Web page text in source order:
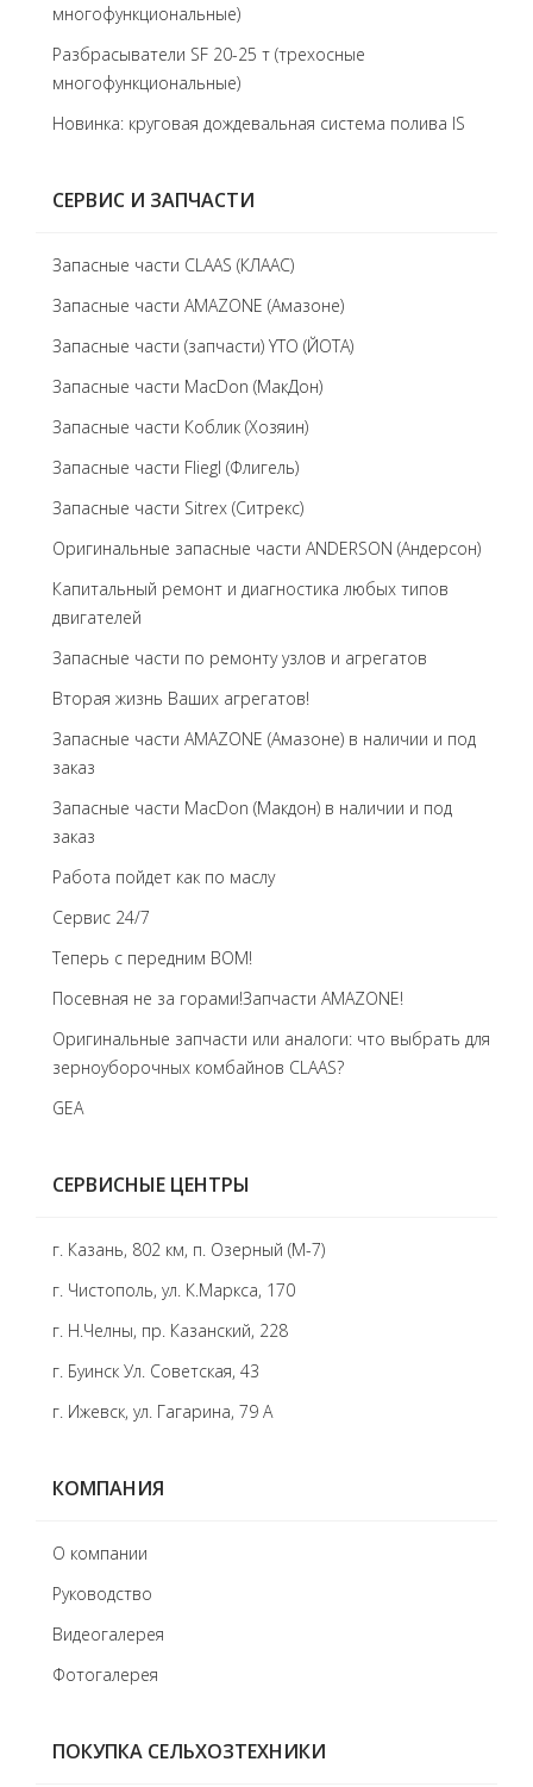
многофункциональные)
Разбрасыватели SF 20-25 т (трехосные
многофункциональные)
Новинка: круговая дождевальная система полива IS
СЕРВИС И ЗАПЧАСТИ
Запасные части CLAAS (КЛААС)
Запасные части AMAZONE (Амазоне)
Запасные части (запчасти) YTO (ЙОТА)
Запасные части MacDon (МакДон)
Запасные части Коблик (Хозяин)
Запасные части Fliegl (Флигель)
Запасные части Sitrex (Ситрекс)
Оригинальные запасные части ANDERSON (Андерсон)
Капитальный ремонт и диагностика любых типов
двигателей
Запасные части по ремонту узлов и агрегатов
Вторая жизнь Ваших агрегатов!
Запасные части AMAZONE (Амазоне) в наличии и под
заказ
Запасные части MacDon (Макдон) в наличии и под
заказ
Работа пойдет как по маслу
Сервис 24/7
Теперь с передним BOM!
Посевная не за горами!Запчасти AMAZONE!
Оригинальные запчасти или аналоги: что выбрать для
зерноуборочных комбайнов CLAAS?
GEA
СЕРВИСНЫЕ ЦЕНТРЫ
г. Казань, 802 км, п. Озерный (М-7)
г. Чистополь, ул. К.Маркса, 170
г. Н.Челны, пр. Казанский, 228
г. Буинск Ул. Советская, 43
г. Ижевск, ул. Гагарина, 79 А
КОМПАНИЯ
О компании
Руководство
Видеогалерея
Фотогалерея
ПОКУПКА СЕЛЬХОЗТЕХНИКИ